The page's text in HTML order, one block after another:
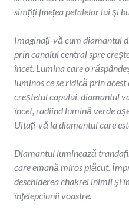
simțiți finețea petalelor lui şi
Imaginați-vă cum diamantul
prin canalul central spre
încet. Lumina care o
luminos ce se ridică prin
creștetul capului, diamantul
încet, radiind lumină verde
Uitați-vă la diamantul care
Diamantul luminează
care emană miros plăcut.
deschiderea chakrei inimii şi
înţelepciunii voastre.